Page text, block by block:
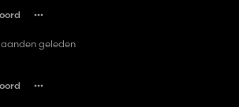
geleden